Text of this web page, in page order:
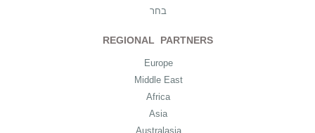
בחר
REGIONAL PARTNERS
Europe
Middle East
Africa
Asia
Australasia